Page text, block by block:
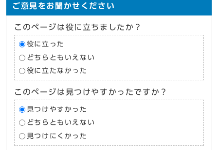
ご意見をお聞かせください
このページは役に立ちましたか？
役に立った
どちらともいえない
役に立たなかった
このページは見つけやすかったですか？
見つけやすかった
どちらともいえない
見つけにくかった